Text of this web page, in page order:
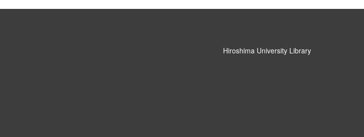
Hiroshima University Library